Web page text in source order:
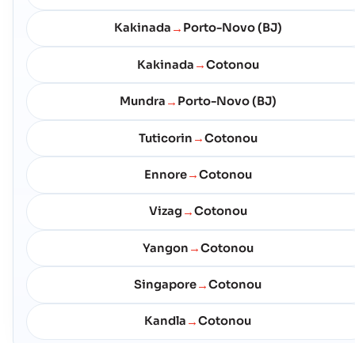
Kakinada → Porto-Novo (BJ)
Kakinada →Cotonou
Mundra → Porto-Novo (BJ)
Tuticorin →Cotonou
Ennore→Cotonou
Vizag →Cotonou
Yangon →Cotonou
Singapore→Cotonou
Kandla →Cotonou